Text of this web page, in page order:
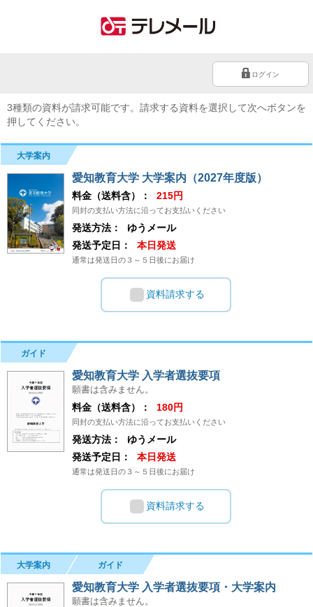
ログイン
3種類の資料が請求可能です。請求する資料を選択して次へボタンを
押してください。
大学案内
愛知教育大学 大学案内（2027年度版）
料金（送料含）： 215円
同封の支払い方法に沿ってお支払いください
発送方法：
ゆうメール
発送予定日：
本日発送
通常は発送日の３～５日後にお届け
資料請求する
ガイド
愛知教育大学 入学者選抜要項
願書は含みません。
料金（送料含）： 180円
同封の支払い方法に沿ってお支払いください
発送方法：
ゆうメール
発送予定日：
本日発送
通常は発送日の３～５日後にお届け
資料請求する
大学案内 ガイド
愛知教育大学 入学者選抜要項・大学案内
願書は含みません。